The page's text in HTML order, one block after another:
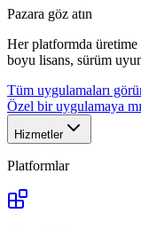
Pazara göz atın
Her platformda
boyu lisans, sürüm
Tüm uygulamaları
Özel bir uygulamaya
Hizmetler
Platformlar